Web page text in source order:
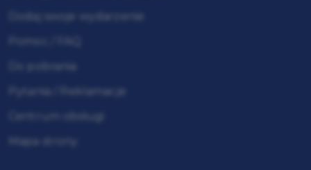
Dodaj swoje wydarzenie
Do pobrania
Pytania / Reklamacje
Centrum obsługi
Mapa strony